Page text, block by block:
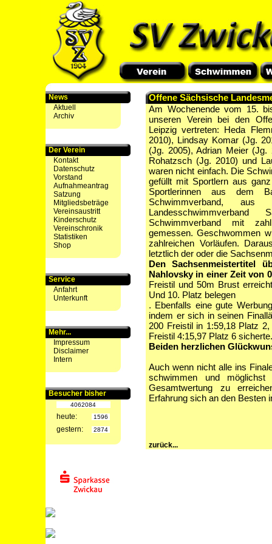
News
Aktuell
Archiv
Der Verein
Kontakt
Datenschutz
Vorstand
Aufnahmeantrag
Satzung
Mitgliedsbeträge
Vereinsaustritt
Kinderschutz
Vereinschronik
Statistiken
Shop
Service
Anfahrt
Unterkunft
Mehr...
Impressum
Disclaimer
Intern
Besucher bisher
4062084
heute: 1596
gestern: 2874
Offene Sächsische
Am Wochenende vom 15.
unseren Verein bei den
Leipzig vertreten: Heda
2010), Lindsay Komar (Jg.
(Jg. 2005), Adrian Meier
Rohatzsch (Jg. 2010) und
waren nicht einfach. Die
gefüllt mit Sportlern aus
Sportlerinnen aus dem
Schwimmverband, aus
Schwimmverband mit
gemessen. Geschwommen
zahlreichen Vorläufen.
letztlich der oder die
Den Sachsenmeistertitel
Nahlovsky in einer Zeit von
Freistil und 50m Brust
Und 10. Platz belegen
. Ebenfalls eine gute
indem er sich in seinen
200 Freistil in 1:59,18 Platz
Freistil 4:15,97 Platz 6 sicherte.
Beiden herzlichen
Auch wenn nicht alle ins
schwimmen und
Gesamtwertung zu
Erfahrung sich an den Besten
zurück...